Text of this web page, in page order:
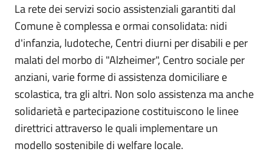
La rete dei servizi socio assistenziali garantiti dal
Comune è complessa e ormai consolidata: nidi
d'infanzia, ludoteche, Centri diurni per disabili e per
malati del morbo di "Alzheimer", Centro sociale per
anziani, varie forme di assistenza domiciliare e
scolastica, tra gli altri. Non solo assistenza ma anche
solidarietà e partecipazione costituiscono le linee
direttrici attraverso le quali implementare un
modello sostenibile di welfare locale.